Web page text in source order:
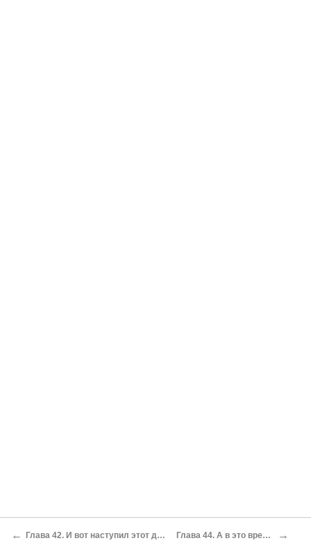
← Глава 42. И вот наступил этот день… Глава 44. А в это время… →